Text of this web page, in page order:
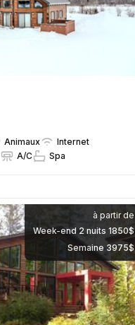
Animaux
Internet
A/C Spa
à partir de
Week-end 2 nuits 1850$
Semaine 3975$